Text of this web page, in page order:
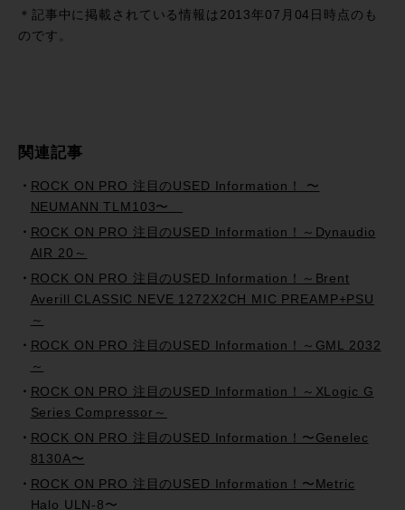
＊記事中に掲載されている情報は2013年07月04日時点のも
のです。
関連記事
ROCK ON PRO 注目のUSED Information！ 〜
NEUMANN TLM103〜
ROCK ON PRO 注目のUSED Information！～Dynaudio
AIR 20～
ROCK ON PRO 注目のUSED Information！～Brent
Averill CLASSIC NEVE 1272X2CH MIC PREAMP+PSU
～
ROCK ON PRO 注目のUSED Information！～GML 2032
～
ROCK ON PRO 注目のUSED Information！～XLogic G
Series Compressor～
ROCK ON PRO 注目のUSED Information！〜Genelec
8130A〜
ROCK ON PRO 注目のUSED Information！〜Metric
Halo ULN-8〜